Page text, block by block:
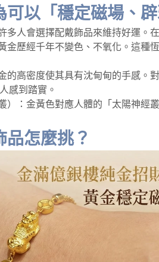
以「穩定磁場、
多人會選擇配戴飾品來維持好運。
金歷經千年不變色、不氧化。這種
的高密度使其具有沈甸甸的手感。
感到踏實。
）：金黃色對應人體的「太陽神
怎麼挑？